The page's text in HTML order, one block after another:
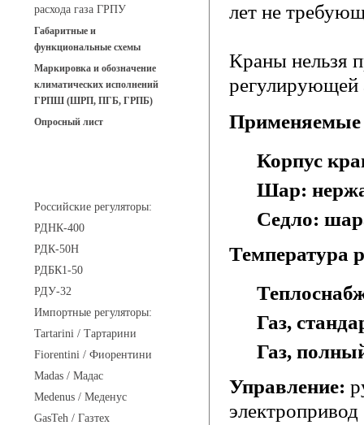
расхода газа ГРПУ
Габаритные и
функциональные схемы
Маркировка и обозначение
климатических исполнений
ГРПШ (ШРП, ПГБ, ГРПБ)
Опросный лист
Российские регуляторы:
РДНК-400
РДК-50Н
РДБК1-50
РДУ-32
Импортные регуляторы:
Tartarini / Тартарини
Fiorentini / Фиорентини
Madas / Мадас
Medenus / Меденус
GasTeh / Газтех
лет не
Краны нельзя
регулирующей
Корпус
Шар:
Седло:
Температура
Газ,
Газ,
Управление:
электропривод